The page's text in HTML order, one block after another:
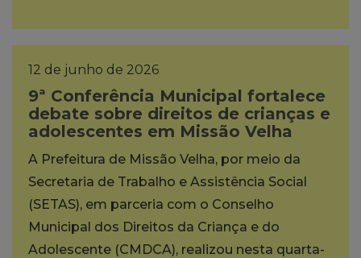
12 de junho de 2026
9ª Conferência Municipal fortalece
debate sobre direitos de crianças e
adolescentes em Missão Velha
A Prefeitura de Missão Velha, por meio da
Secretaria de Trabalho e Assistência Social
(SETAS), em parceria com o Conselho
Municipal dos Direitos da Criança e do
Adolescente (CMDCA), realizou nesta quarta-